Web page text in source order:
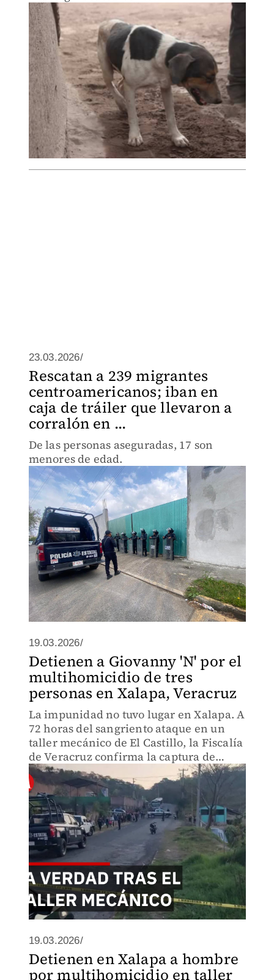
23.03.2026/
Rescatan a 239 migrantes
centroamericanos; iban en
caja de tráiler que llevaron a
corralón en ...
De las personas aseguradas, 17 son
menores de edad.
19.03.2026/
Detienen a Giovanny 'N' por el
multihomicidio de tres
personas en Xalapa, Veracruz
La impunidad no tuvo lugar en Xalapa. A
72 horas del sangriento ataque en un
taller mecánico de El Castillo, la Fiscalía
de Veracruz confirma la captura de
Giovanny ‘N’, señalado como el verdugo
de tres personas.
19.03.2026/
Detienen en Xalapa a hombre
por multihomicidio en taller